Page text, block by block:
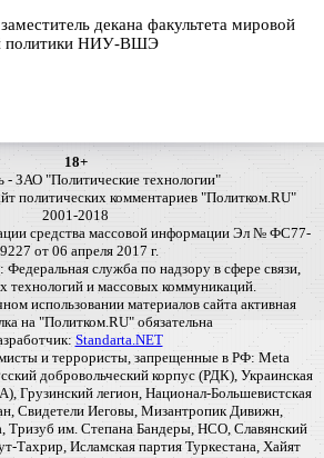
декана факультета мировой
политики НИУ-ВШЭ
18+
- ЗАО "Политические технологии"
политических комментариев "Политком.RU"
2001-2018
средства массовой информации Эл № ФС77-
от 06 апреля 2017 г.
служба по надзору в сфере связи,
технологий и массовых коммуникаций.
использовании материалов сайта активная
на "Политком.RU" обязательна
Standarta.NET
и террористы, запрещенные в РФ: Meta
добровольческий корпус (РДК), Украинская
Грузинский легион, Национал-Большевистская
Свидетели Иеговы, Мизантропик Дивижн,
Тризуб им. Степана Бандеры, НСО, Славянский
Тахрир, Исламская партия Туркестана, Хайят